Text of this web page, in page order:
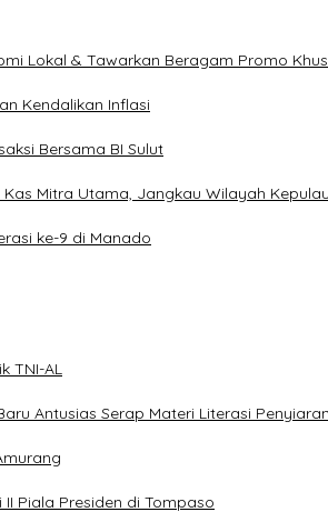
Lokal & Tawarkan Beragam Promo
Kendalikan Inflasi
Bersama BI Sulut
Mitra Utama, Jangkau Wilayah
ke-9 di Manado
TNI-AL
Antusias Serap Materi Literasi
Piala Presiden di Tompaso